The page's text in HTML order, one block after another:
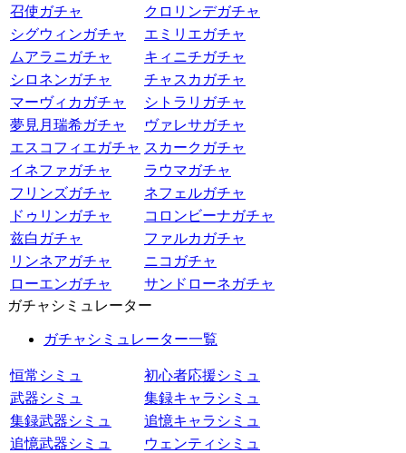
召使ガチャ
クロリンデガチャ
シグウィンガチャ
エミリエガチャ
ムアラニガチャ
キィニチガチャ
シロネンガチャ
チャスカガチャ
マーヴィカガチャ
シトラリガチャ
夢見月瑞希ガチャ
ヴァレサガチャ
エスコフィエガチャ スカークガチャ
イネファガチャ
ラウマガチャ
フリンズガチャ
ネフェルガチャ
ドゥリンガチャ
コロンビーナガチャ
兹白ガチャ
ファルカガチャ
リンネアガチャ
ニコガチャ
ローエンガチャ
サンドローネガチャ
ガチャシミュレーター
ガチャシミュレーター一覧
恒常シミュ
初心者応援シミュ
武器シミュ
集録キャラシミュ
集録武器シミュ
追憶キャラシミュ
追憶武器シミュ
ウェンティシミュ